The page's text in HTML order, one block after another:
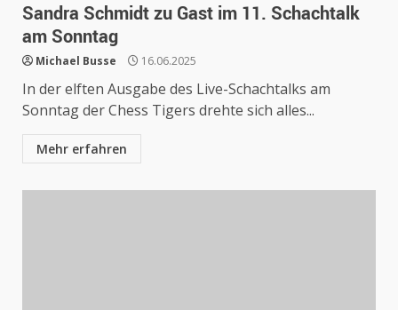
Sandra Schmidt zu Gast im 11. Schachtalk
am Sonntag
Michael Busse 16.06.2025
In der elften Ausgabe des Live-Schachtalks am
Sonntag der Chess Tigers drehte sich alles...
Mehr erfahren